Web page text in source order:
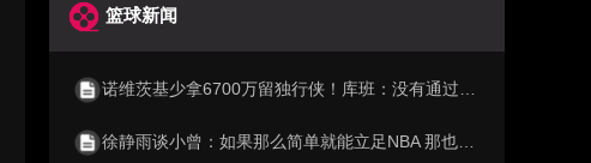
篮球新闻
诺维茨基少拿6700万留独行侠！库班：没有通过他的合同规避工资帽
徐静雨谈小曾：如果那么简单就能立足NBA 那也就不显得珍贵了